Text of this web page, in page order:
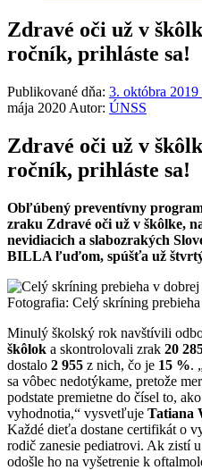
Zdravé oči už v
ročník, prihláste sa!
Publikované dňa: 3. októbra 2019
mája 2020 Autor: ÚNSS
Zdravé oči už v
ročník, prihláste sa!
Obľúbený preventívny
zraku Zdravé oči už v škôlke,
nevidiacich a slabozrakých
BILLA ľuďom, spúšťa už
Fotografia: Celý skríning
Minulý školský rok navštívili
škôlok a skontrolovali zrak 20
dostalo 2 955 z nich, čo je 15 %.
sa vôbec nedotýkame, pretože
podstate premietne do čísel to,
vyhodnotia,“ vysvetľuje Tatiana
Každé dieťa dostane certifikát o
rodič zanesie pediatrovi. Ak zistí
odošle ho na vyšetrenie k